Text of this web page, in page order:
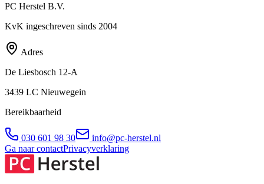
PC Herstel B.V.
KvK ingeschreven sinds 2004
Adres
De Liesbosch 12-A
3439 LC Nieuwegein
Bereikbaarheid
030 601 98 30
info@pc-herstel.nl
Ga naar contactPrivacyverklaring